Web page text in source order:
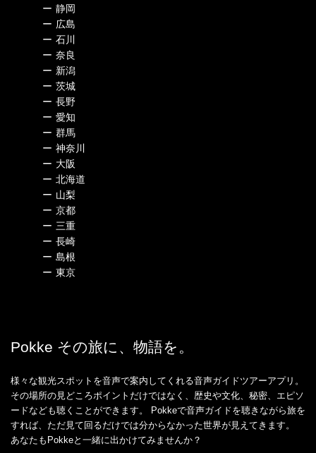
ー 静岡
ー 広島
ー 石川
ー 奈良
ー 新潟
ー 茨城
ー 長野
ー 愛知
ー 群馬
ー 神奈川
ー 大阪
ー 北海道
ー 山梨
ー 京都
ー 三重
ー 長崎
ー 島根
ー 東京
Pokke その旅に、物語を。
様々な観光スポットを音声で案内してくれる音声ガイドツアーアプリ。
その場所の見どころポイントだけではなく、歴史や文化、秘密、エピソ
ードなども聴くことができます。 Pokkeで音声ガイドを聴きながら旅を
すれば、ただ見て回るだけでは分からなかった世界が見えてきます。
あなたもPokkeと一緒に出かけてみませんか？